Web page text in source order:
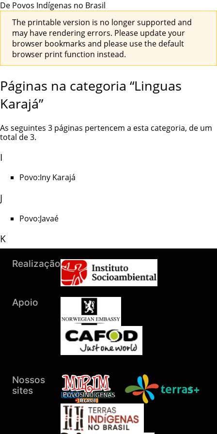
De Povos Indígenas no Brasil
The printable version is no longer supported and
may have rendering errors. Please update your
browser bookmarks and please use the default
browser print function instead.
Páginas na categoria “Linguas
Karajá”
As seguintes 3 páginas pertencem a esta categoria, de um
total de 3.
I
Povo:Iny Karajá
J
Povo:Javaé
K
Povo:Karajá do Norte